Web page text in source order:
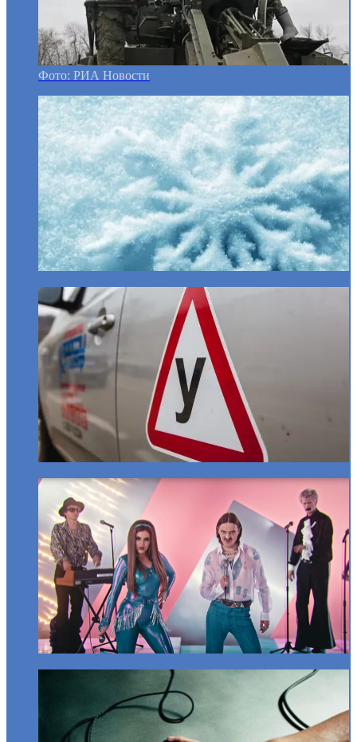
Фото: РИА Новости